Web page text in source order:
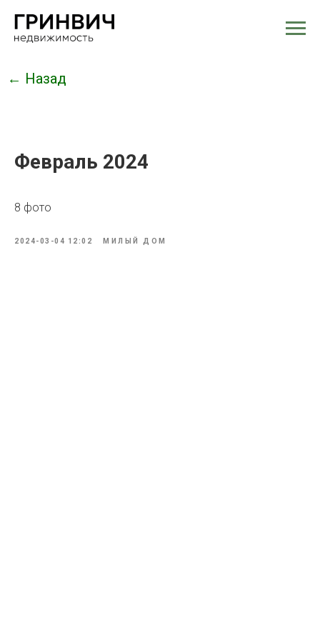
← Назад
Февраль 2024
8 фото
2024-03-04 12:02 МИЛЫЙ ДОМ